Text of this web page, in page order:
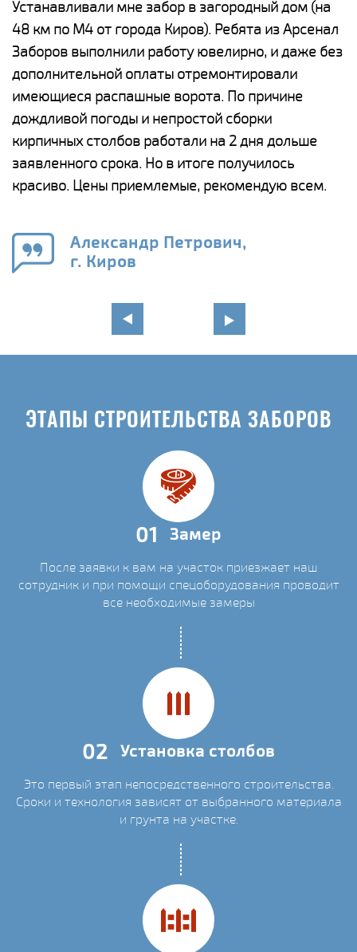
Устанавливали мне забор в загородный дом (на
48 км по М4 от города Киров). Ребята из Арсенал
Заборов выполнили работу ювелирно, и даже без
дополнительной оплаты отремонтировали
имеющиеся распашные ворота. По причине
дождливой погоды и непростой сборки
кирпичных столбов работали на 2 дня дольше
заявленного срока. Но в итоге получилось
красиво. Цены приемлемые, рекомендую всем.
Александр Петрович,
г. Киров
ЭТАПЫ СТРОИТЕЛЬСТВА ЗАБОРОВ
01 Замер
После заявки к вам на участок приезжает наш
сотрудник и при помощи спецоборудования проводит
все необходимые замеры
02 Установка столбов
Это первый этап непосредственного строительства.
Сроки и технология зависят от выбранного материала
и грунта на участке.